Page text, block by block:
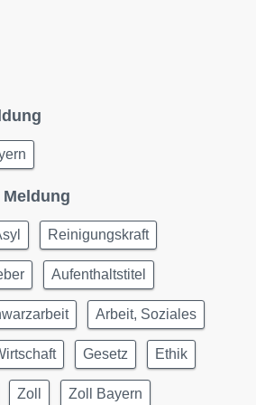
Reinigungskraft
Aufenthaltstitel
Arbeit, Soziales
Gesetz Ethik
Zoll Zoll Bayern